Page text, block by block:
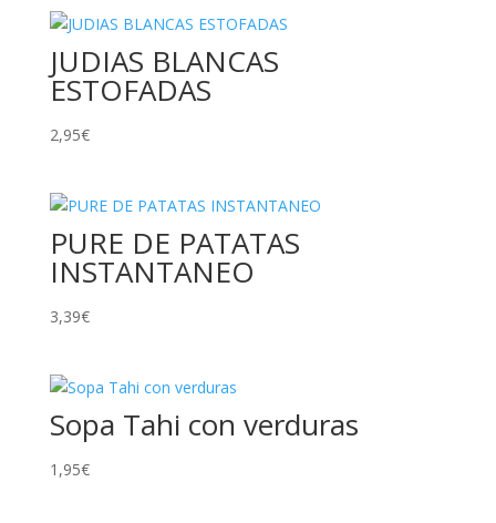
JUDIAS BLANCAS
ESTOFADAS
2,95€
PURE DE PATATAS
INSTANTANEO
3,39€
Sopa Tahi con verduras
1,95€